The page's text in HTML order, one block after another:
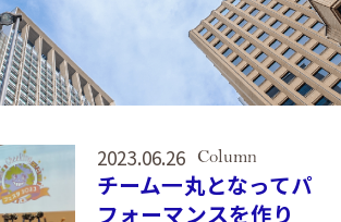
2023.06.26 Column
チーム一丸となってパ
フォーマンスを作り